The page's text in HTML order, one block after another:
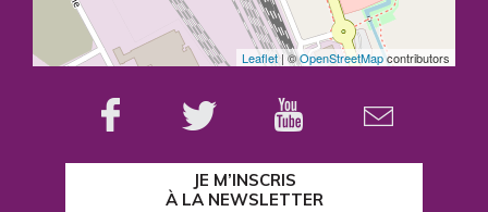
Leaflet | ©OpenStreetMapcontributors
JE M’INSCRIS
À LA NEWSLETTER